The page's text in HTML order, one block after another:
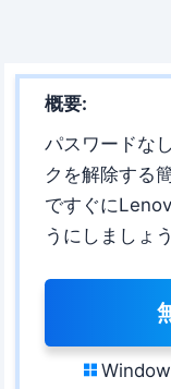
概要:
パスワードな
クを解除する
ですぐに
うにしましょう
